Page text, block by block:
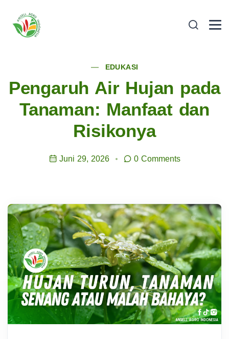
EDUKASI
Pengaruh Air Hujan pada
Tanaman: Manfaat dan
Risikonya
Juni 29, 2026 0 Comments